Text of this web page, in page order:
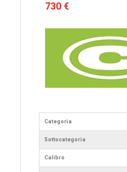
730 €
Categoria
Sottocategoria
Calibro